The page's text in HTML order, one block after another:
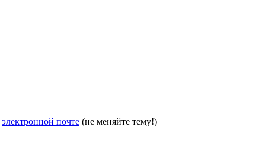
электронной почте (не меняйте тему!)